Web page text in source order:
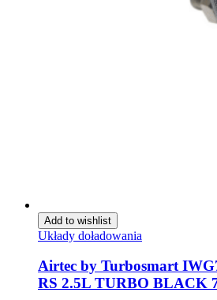
Add to wishlist
Układy doładowania
Airtec by Turbosmart
RS 2.5L TURBO BLACK